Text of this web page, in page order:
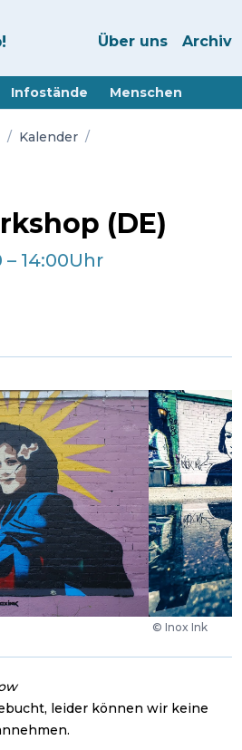
Über uns Archiv
Infostände Menschen
/ Kalender /
(DE)
– 14:00Uhr
© Inox Ink
leider können wir keine